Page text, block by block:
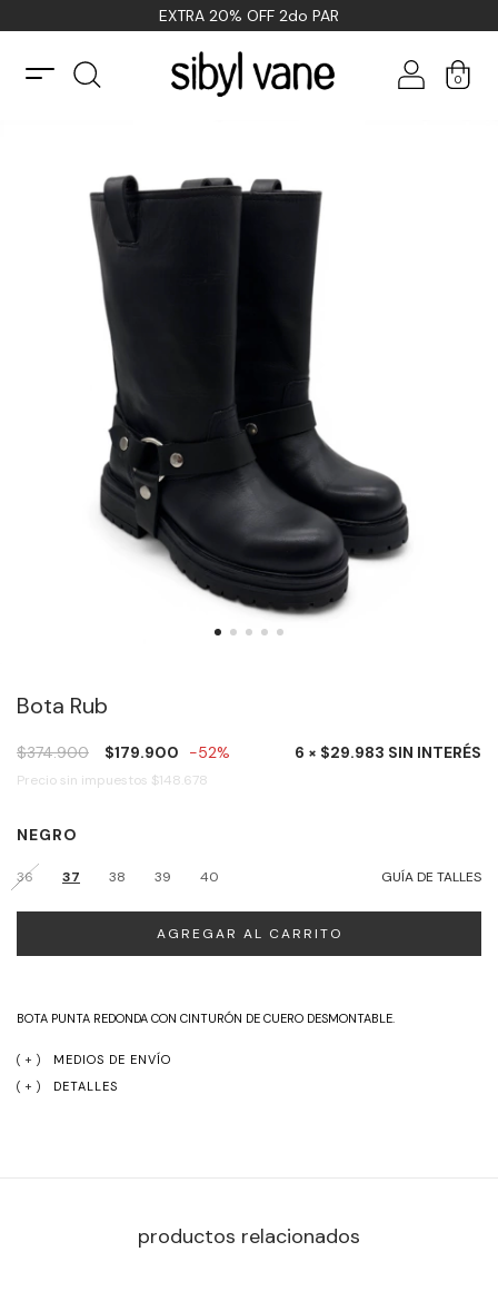
EXTRA 20% OFF 2do PAR
0
Bota Rub
$374.900 $179.900 -52% 6 × $29.983 SIN INTERÉS
Precio sin impuestos $148.678
NEGRO
36 37 38 39 40 GUÍA DE TALLES
BOTA PUNTA REDONDA CON CINTURÓN DE CUERO DESMONTABLE.
MEDIOS DE ENVÍO
DETALLES
productos relacionados